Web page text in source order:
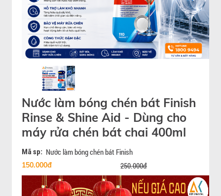
Nước làm bóng chén bát Finish
Rinse & Shine Aid - Dùng cho
máy rửa chén bát chai 400ml
Mã sp: Nước làm bóng chén bát Finish
150.000đ 250.000đ